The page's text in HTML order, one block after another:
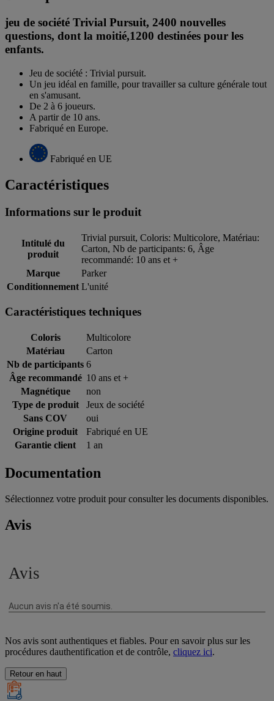
jeu de société Trivial Pursuit, 2400 nouvelles
questions, dont la moitié,1200 destinées pour les
enfants.
Jeu de société : Trivial pursuit.
Un jeu idéal en famille, pour travailler sa culture générale tout
en s'amusant.
De 2 à 6 joueurs.
A partir de 10 ans.
Fabriqué en Europe.
Fabriqué en UE
Caractéristiques
Informations sur le produit
Intitulé du
produit
Trivial pursuit, Coloris: Multicolore, Matériau:
Carton, Nb de participants: 6, Âge
recommandé: 10 ans et +
Marque
Parker
Conditionnement L'unité
Caractéristiques techniques
Coloris
Multicolore
Matériau
Carton
Nb de participants 6
Âge recommandé 10 ans et +
Magnétique
non
Type de produit
Jeux de société
Sans COV
oui
Origine produit
Fabriqué en UE
Garantie client
1 an
Documentation
Sélectionnez votre produit pour consulter les documents disponibles.
Avis
Nos avis sont authentiques et fiables. Pour en savoir plus sur les
procédures dauthentification et de contrôle, cliquez ici.
Retour en haut